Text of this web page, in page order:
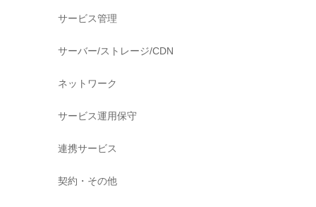
サービス管理
サーバー/ストレージ/CDN
ネットワーク
サービス運用保守
連携サービス
契約・その他